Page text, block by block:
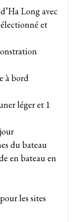
Long avec
et
à bord
léger et 1
du bateau
en bateau en
les sites